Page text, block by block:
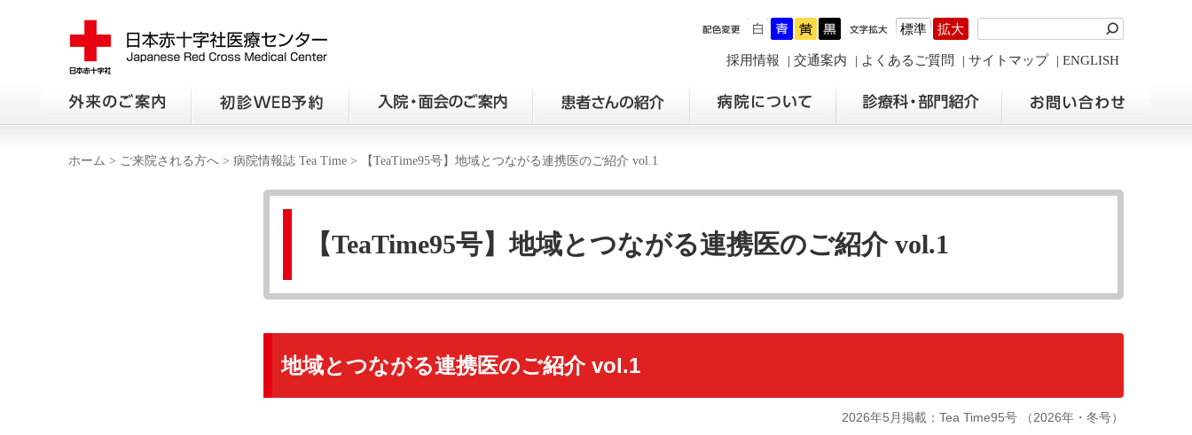
標準 拡大
採用情報 交通案内 よくあるご質問 サイトマップ ENGLISH
ホーム > ご来院される方へ > 病院情報誌 Tea Time > 【TeaTime95号】地域とつながる連携医のご紹介 vol.1
【TeaTime95号】地域とつながる連携医のご紹介 vol.1
地域とつながる連携医のご紹介 vol.1
2026年5月掲載：Tea Time95号 （2026年・冬号）